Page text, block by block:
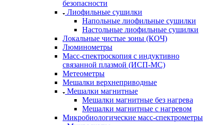
безопасности
Лиофильные сушилки
Напольные лиофильные сушилки
Настольные лиофильные сушилки
Локальные чистые зоны (КОЧ)
Люминометры
Масс-спектроскопия с индуктивно
связанной плазмой (ИСП-МС)
Метеометры
Мешалки верхнеприводные
Мешалки магнитные
Мешалки магнитные без нагрева
Мешалки магнитные с нагревом
Микробиологические масс-спектрометры